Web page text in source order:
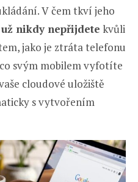
V čem tkví jeho
nikdy nepřijdete kvůli
jako je ztráta telefonu
svým mobilem vyfotíte
cloudové uložiště
s vytvořením